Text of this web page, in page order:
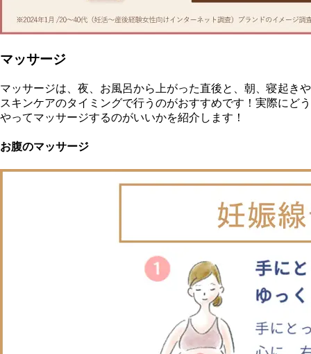
マッサージ
マッサージは、夜、お風呂から上がった直後と、朝、寝起きや
スキンケアのタイミングで行うのがおすすめです！実際にどう
やってマッサージするのがいいかを紹介します！
お腹のマッサージ